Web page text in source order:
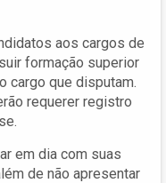
aos cargos de
formação superior
cargo que disputam.
requerer registro
em dia com suas
de não apresentar